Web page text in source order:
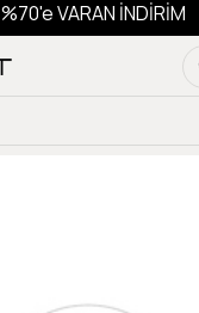
%70'e VARAN İNDİRİM